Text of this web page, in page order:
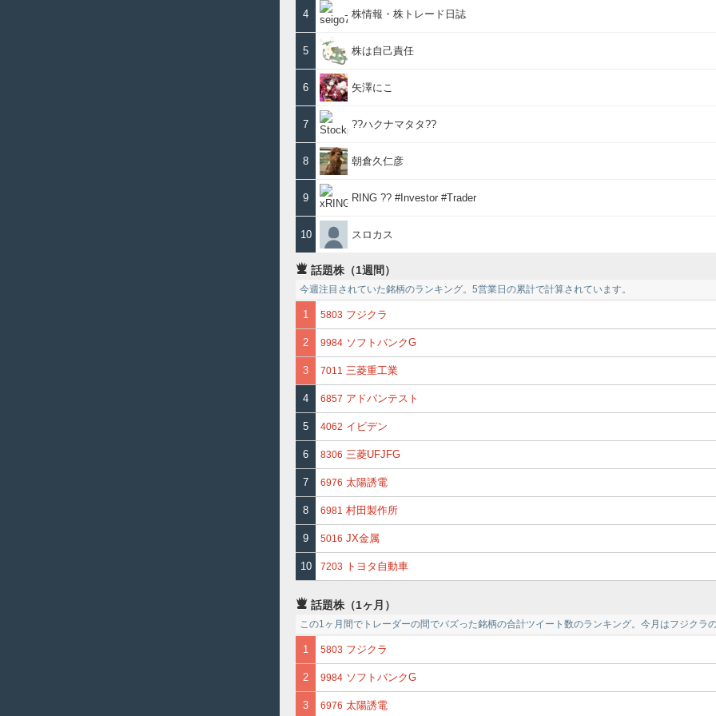
4 株情報・株トレード日誌
5 株は自己責任
6 矢澤にこ
7 ??ハクナマタタ??
8 朝倉久仁彦
9 RING ?? #Investor #Trader
10 スロカス
話題株（1週間）
今週注目されていた銘柄のランキング。5営業日の累計で計算されています。
1 5803 フジクラ
2 9984 ソフトバンクG
3 7011 三菱重工業
4 6857 アドバンテスト
5 4062 イビデン
6 8306 三菱UFJFG
7 6976 太陽誘電
8 6981 村田製作所
9 5016 JX金属
10 7203 トヨタ自動車
話題株（1ヶ月）
この1ヶ月間でトレーダーの間でバズった銘柄の合計ツイート数のランキング。今月はフジクラの
1 5803 フジクラ
2 9984 ソフトバンクG
3 6976 太陽誘電